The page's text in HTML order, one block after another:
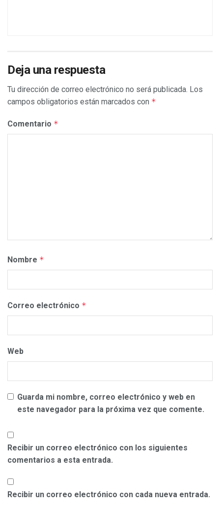
Deja una respuesta
Tu dirección de correo electrónico no será publicada. Los
campos obligatorios están marcados con *
Comentario *
Nombre *
Correo electrónico *
Web
Guarda mi nombre, correo electrónico y web en
este navegador para la próxima vez que comente.
Recibir un correo electrónico con los siguientes
comentarios a esta entrada.
Recibir un correo electrónico con cada nueva entrada.